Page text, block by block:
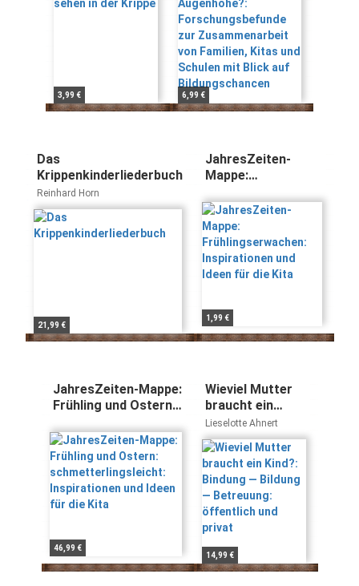
3,99 €
von Familien, Kitas
und Schulen mit
Blick auf
Bildungschancen
Zink
6,99 €
Das
Krippenkinderliederbuch
Reinhard Horn
21,99 €
JahresZeiten-
Mappe:
Inspirationen und
Ideen für die Kita
1,99 €
JahresZeiten-Mappe:
Frühling und Ostern:
Inspirationen und
Ideen für die Kita
46,99 €
Wieviel Mutter
braucht ein
Kind?: Bindung —
Bildung —
Betreuung:
öffentlich und
privat
Lieselotte Ahnert
14,99 €